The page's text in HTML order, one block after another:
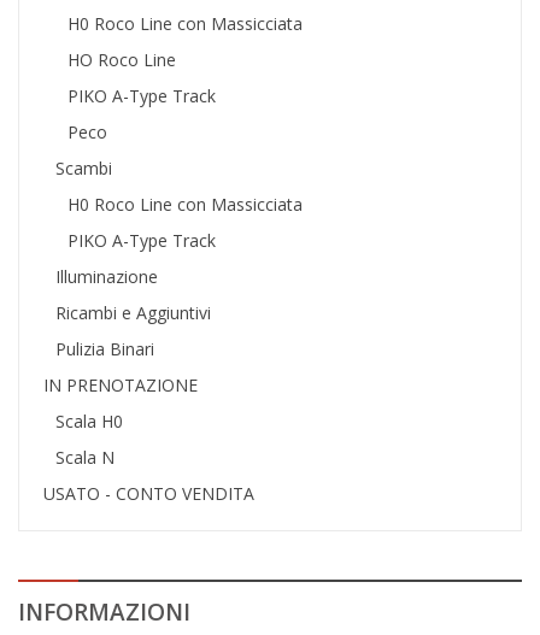
H0 Roco Line con Massicciata
HO Roco Line
PIKO A-Type Track
Peco
Scambi
H0 Roco Line con Massicciata
PIKO A-Type Track
Illuminazione
Ricambi e Aggiuntivi
Pulizia Binari
IN PRENOTAZIONE
Scala H0
Scala N
USATO - CONTO VENDITA
INFORMAZIONI